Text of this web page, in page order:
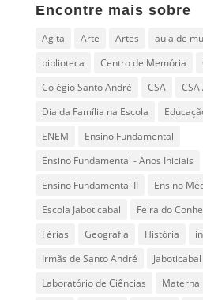
Encontre mais sobre
Agita Arte Artes aula de
biblioteca
Centro de Memória
Colégio Santo André
CSA
Dia da Família na Escola
ENEM
Ensino Fundamental
Ensino Fundamental - Anos Iniciais
Ensino Fundamental II
Ensino
Escola Jaboticabal
Feira do
Férias
Geografia História
Irmãs de Santo André
Jaboticabal
Laboratório de Ciências
Maternal